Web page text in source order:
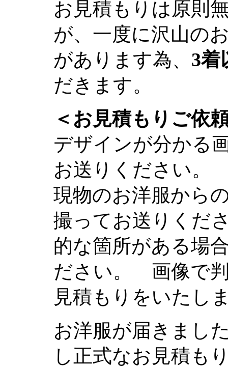
お見積もりは原則
が、一度に沢山の
があります為、 3着
だきます。
＜お見積もりご依
デザインが分かる
お送りください。
現物のお洋服から
撮ってお送りくだ
的な箇所がある場
ださい。 画像で
見積もりをいた
お洋服が届きまし
し正式なお見積も